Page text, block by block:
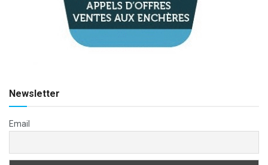
Newsletter
Email